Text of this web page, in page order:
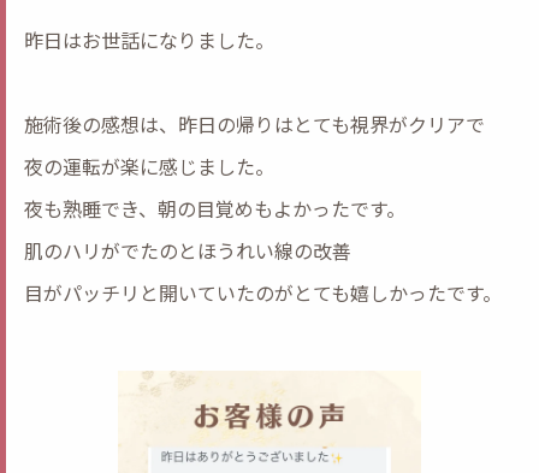
昨日はお世話になりました。
施術後の感想は、昨日の帰りはとても視界がクリアで
夜の運転が楽に感じました。
夜も熟睡でき、朝の目覚めもよかったです。
肌のハリがでたのとほうれい線の改善
目がパッチリと開いていたのがとても嬉しかったです。